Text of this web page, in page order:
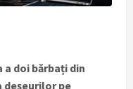
doi bărbați din
deșeurilor pe